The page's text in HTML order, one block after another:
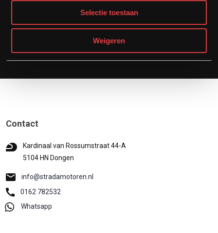
Selectie toestaan
Weigeren
Contact
Kardinaal van Rossumstraat 44-A
5104 HN Dongen
info@stradamotoren.nl
0162 782532
Whatsapp